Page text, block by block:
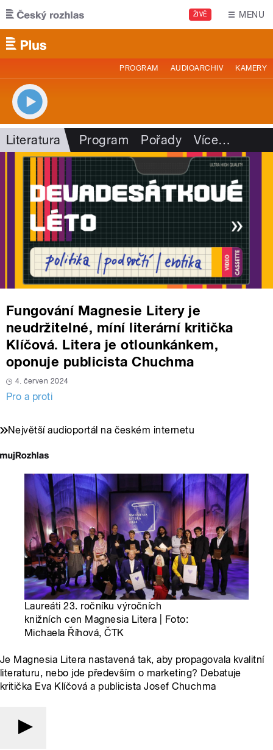
Přejít k hlavnímu obsahu
ŽIVĚ MENU
PROGRAM AUDIOARCHIV KAMERY
Literatura Program Pořady Více…
Fungování Magnesie Litery je
neudržitelné, míní literární kritička
Klíčová. Litera je otlounkánkem,
oponuje publicista Chuchma
4. červen 2024
Pro a proti
Největší audioportál na českém internetu
Laureáti 23. ročníku výročních
knižních cen Magnesia Litera | Foto:
Michaela Říhová, ČTK
Je Magnesia Litera nastavená tak, aby propagovala kvalitní
literaturu, nebo jde především o marketing? Debatuje
kritička Eva Klíčová a publicista Josef Chuchma